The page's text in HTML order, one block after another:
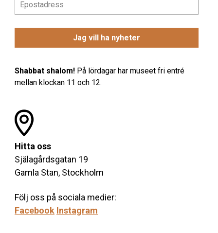
Shabbat shalom! På lördagar har museet fri entré
mellan klockan 11 och 12.
Hitta oss
Själagårdsgatan 19
Gamla Stan, Stockholm
Följ oss på sociala medier:
Facebook Instagram